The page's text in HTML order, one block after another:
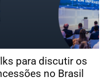
para discutir os
no Brasil